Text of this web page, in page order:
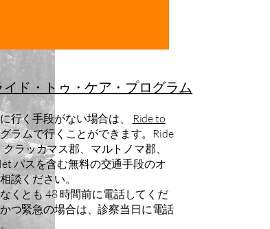
ド・トゥ・ケア・プログラム
行く手段がない場合は、
Ride to
ラムで行くことができます。Ride
ラッカマス郡、マルトノマ郡、
パスを含む無料の交通手段のオ
談ください。
くとも 48 時間前に電話してくだ
つ緊急の場合は、診察当日に電話